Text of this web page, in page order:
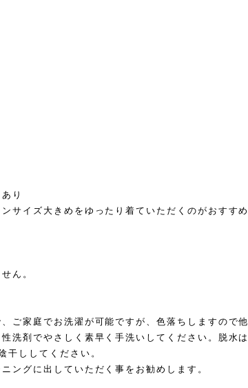
り
サイズ大きめをゆったり着ていただくのがおすすめ
ん。
ご家庭でお洗濯が可能ですが、色落ちしますので他
洗剤でやさしく素早く手洗いしてください。脱水は
干ししてください。
ングに出していただく事をお勧めします。